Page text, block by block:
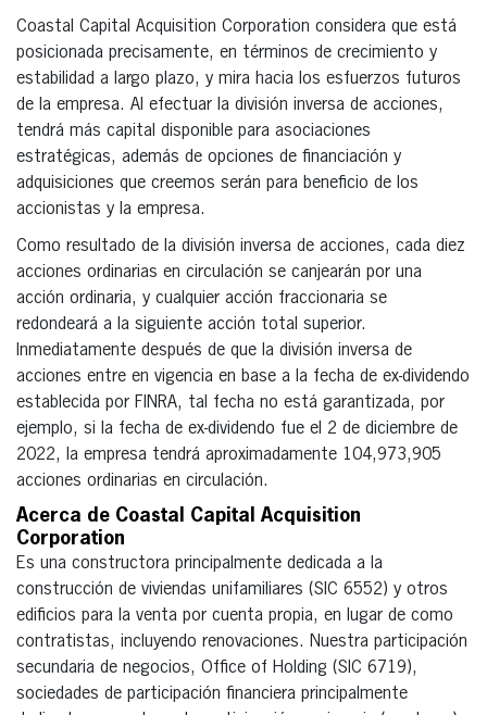
Coastal Capital Acquisition Corporation considera que está
posicionada precisamente, en términos de crecimiento y
estabilidad a largo plazo, y mira hacia los esfuerzos futuros
de la empresa. Al efectuar la división inversa de acciones,
tendrá más capital disponible para asociaciones
estratégicas, además de opciones de financiación y
adquisiciones que creemos serán para beneficio de los
accionistas y la empresa.
Como resultado de la división inversa de acciones, cada diez
acciones ordinarias en circulación se canjearán por una
acción ordinaria, y cualquier acción fraccionaria se
redondeará a la siguiente acción total superior.
Inmediatamente después de que la división inversa de
acciones entre en vigencia en base a la fecha de ex-dividendo
establecida por FINRA, tal fecha no está garantizada, por
ejemplo, si la fecha de ex-dividendo fue el 2 de diciembre de
2022, la empresa tendrá aproximadamente 104,973,905
acciones ordinarias en circulación.
Acerca de Coastal Capital Acquisition
Corporation
Es una constructora principalmente dedicada a la
construcción de viviendas unifamiliares (SIC 6552) y otros
edificios para la venta por cuenta propia, en lugar de como
contratistas, incluyendo renovaciones. Nuestra participación
secundaria de negocios, Office of Holding (SIC 6719),
sociedades de participación financiera principalmente